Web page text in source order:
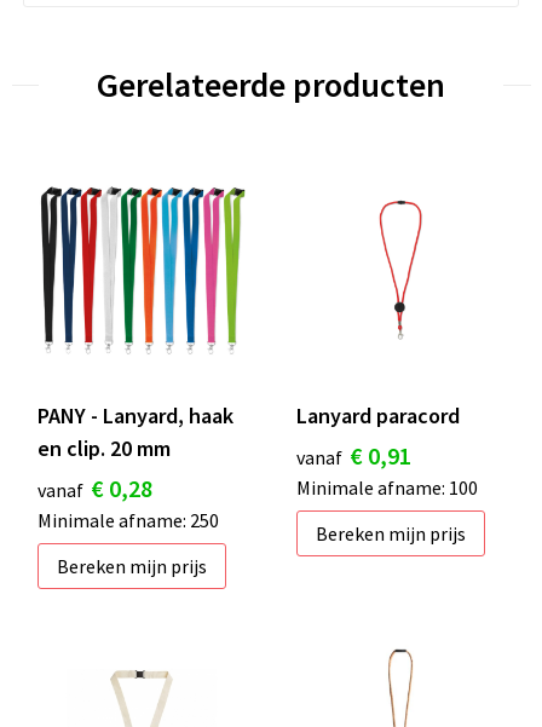
Gerelateerde producten
PANY - Lanyard, haak
en clip. 20 mm
vanaf € 0,28
Minimale afname: 250
Bereken mijn prijs
Lanyard paracord
vanaf € 0,91
Minimale afname: 100
Bereken mijn prijs